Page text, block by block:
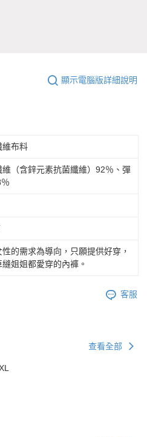
顯示電腦版詳細說明
維布料
維（含鋅元素抗菌纖維）92％、彈
的需求為導向，只願提供好穿，
姐姐都愛穿的內褲。
客服
查看全部